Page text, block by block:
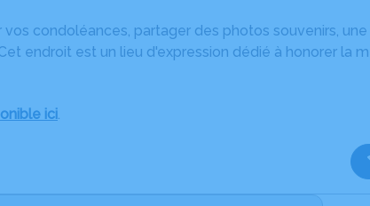
condoléances, partager des photos souvenirs,
endroit est un lieu d'expression dédié à honorer la
ici.